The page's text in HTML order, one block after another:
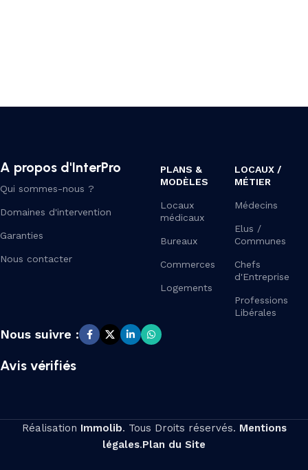
A propos d'InterPro
Qui sommes-nous ?
Domaines d'intervention
Garanties
Nous contacter
PLANS &
MODÈLES
Locaux
médicaux
Bureaux
Commerces
Logements
LOCAUX /
MÉTIER
Médecins
Elus /
Communes
Chefs
d'Entreprise
Professions
Libérales
Nous suivre :
Avis vérifiés
Réalisation Immolib. Tous Droits réservés. Mentions
légales.Plan du Site